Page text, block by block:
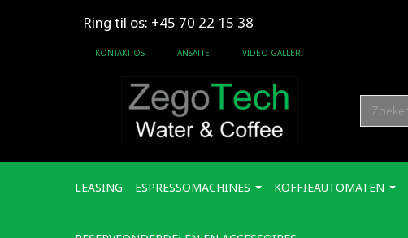
Ring til os: +45 70 22 15 38
KONTAKT OS ANSATTE VIDEO GALLERI
LEASING ESPRESSOMACHINES KOFFIEAUTOMATEN